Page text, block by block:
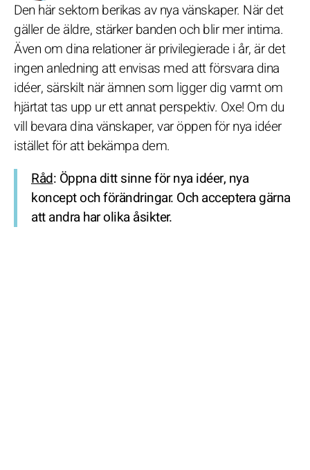
Den här sektorn berikas av nya vänskaper. När det
gäller de äldre, stärker banden och blir mer intima.
Även om dina relationer är privilegierade i år, är det
ingen anledning att envisas med att försvara dina
idéer, särskilt när ämnen som ligger dig varmt om
hjärtat tas upp ur ett annat perspektiv. Oxe! Om du
vill bevara dina vänskaper, var öppen för nya idéer
istället för att bekämpa dem.
Råd: Öppna ditt sinne för nya idéer, nya
koncept och förändringar. Och acceptera gärna
att andra har olika åsikter.